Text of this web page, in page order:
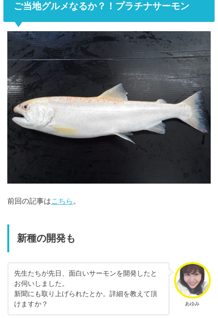
ご当地グルメなるか？！プラチナサーモン
前回の記事はこちら 。
新種の開発も
あゆみ
先生たちが先日、面白いサーモンを開発したと
お伺いしました。
新聞にも取り上げられたとか。詳細を教えて頂
けますか？